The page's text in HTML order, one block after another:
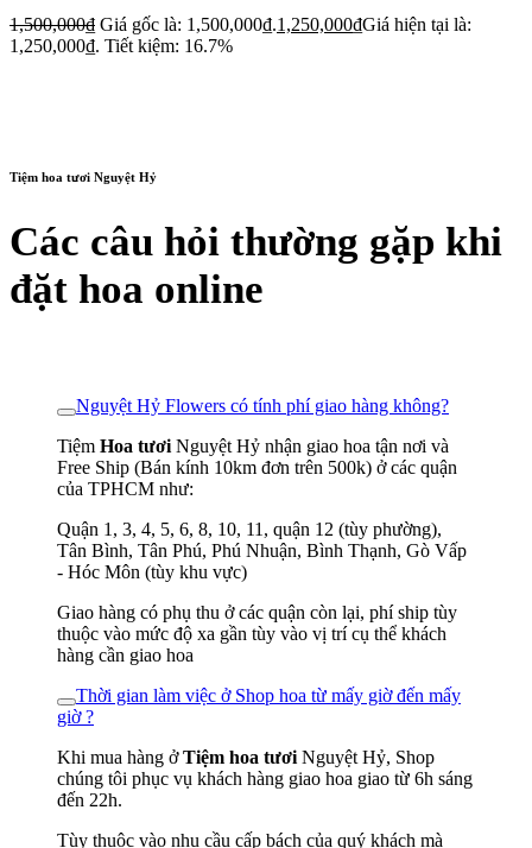
1,500,000₫ Giá gốc là: 1,500,000₫.1,250,000₫Giá hiện tại là:
1,250,000₫. Tiết kiệm: 16.7%
Tiệm hoa tươi Nguyệt Hỷ
Các câu hỏi thường gặp khi
đặt hoa online
Nguyệt Hỷ Flowers có tính phí giao hàng không?
Tiệm Hoa tươi Nguyệt Hỷ nhận giao hoa tận nơi và
Free Ship (Bán kính 10km đơn trên 500k) ở các quận
của TPHCM như:
Quận 1, 3, 4, 5, 6, 8, 10, 11, quận 12 (tùy phường),
Tân Bình, Tân Phú, Phú Nhuận, Bình Thạnh, Gò Vấp
- Hóc Môn (tùy khu vực)
Giao hàng có phụ thu ở các quận còn lại, phí ship tùy
thuộc vào mức độ xa gần tùy vào vị trí cụ thể khách
hàng cần giao hoa
Thời gian làm việc ở Shop hoa từ mấy giờ đến mấy
giờ ?
Khi mua hàng ởTiệm hoa tươi Nguyệt Hỷ, Shop
chúng tôi phục vụ khách hàng giao hoa giao từ 6h sáng
đến 22h.
Tùy thuộc vào nhu cầu cấp bách của quý khách mà